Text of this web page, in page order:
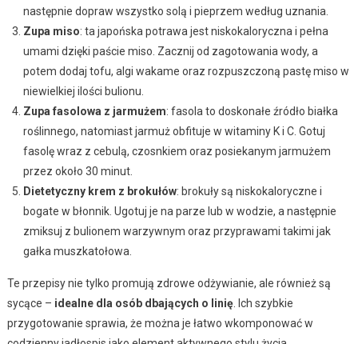
następnie dopraw wszystko solą i pieprzem według uznania.
Zupa miso: ta japońska potrawa jest niskokaloryczna i pełna
umami dzięki paście miso. Zacznij od zagotowania wody, a
potem dodaj tofu, algi wakame oraz rozpuszczoną pastę miso w
niewielkiej ilości bulionu.
Zupa fasolowa z jarmużem: fasola to doskonałe źródło białka
roślinnego, natomiast jarmuż obfituje w witaminy K i C. Gotuj
fasolę wraz z cebulą, czosnkiem oraz posiekanym jarmużem
przez około 30 minut.
Dietetyczny krem z brokułów: brokuły są niskokaloryczne i
bogate w błonnik. Ugotuj je na parze lub w wodzie, a następnie
zmiksuj z bulionem warzywnym oraz przyprawami takimi jak
gałka muszkatołowa.
Te przepisy nie tylko promują zdrowe odżywianie, ale również są
sycące – idealne dla osób dbających o linię. Ich szybkie
przygotowanie sprawia, że można je łatwo wkomponować w